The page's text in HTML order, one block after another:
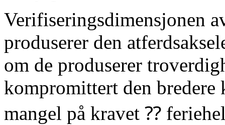
Verifiseringsdimensjonen
produserer den
om de produserer
kompromittert den bredere
mangel på kravet ⁇